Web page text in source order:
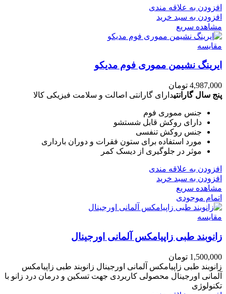
افزودن به علاقه مندی
افزودن به سبد خرید
مشاهده سریع
مقایسه
ایرینگ نشیمن مموری فوم مدیکو
4,987,000 تومان
پنج سال گارانتیدارای گارانتی اصالت و سلامت فیزیکی کالا
جنس مموری فوم
دارای روکش قابل شستشو
جنس روکش تنفسی
مورد استفاده برای ستون فقرات و دوران بارداری
موثر در جلوگیری از دیسک کمر
افزودن به علاقه مندی
افزودن به سبد خرید
مشاهده سریع
اتمام موجودی
مقایسه
زانوبند طبی زاپیامکس آلمانی اورجینال
1,500,000 تومان
زانوبند طبی زاپیامکس آلمانی اورجینال زانوبند طبی زاپیامکس
آلمانی اورجینال محصولی کاربردی جهت تسکین و درمان درد زانو با
تکنولوژی